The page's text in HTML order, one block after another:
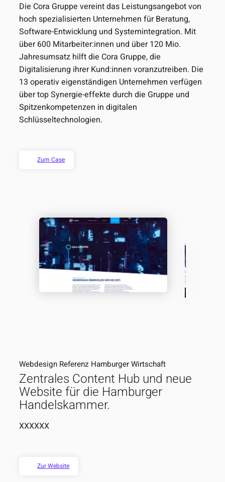
Die Cora Gruppe vereint das Leistungsangebot von
hoch spezialisierten Unternehmen für Beratung,
Software-Entwicklung und Systemintegration. Mit
über 600 Mitarbeiter:innen und über 120 Mio.
Jahresumsatz hilft die Cora Gruppe, die
Digitalisierung ihrer Kund:innen voranzutreiben. Die
13 operativ eigenständigen Unternehmen verfügen
über top Synergie-effekte durch die Gruppe und
Spitzenkompetenzen in digitalen
Schlüsseltechnologien.
Zum Case
Webdesign Referenz Hamburger Wirtschaft
Zentrales Content Hub und neue
Website für die Hamburger
Handelskammer.
XXXXXX
Zur Website